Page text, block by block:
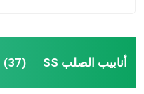
أنابيب الصلب SS (37)